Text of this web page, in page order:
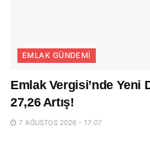
EMLAK GÜNDEMI
Emlak Vergisi’nde Yeni
27,26 Artış!
7 AĞUSTOS 2026 - 17:07